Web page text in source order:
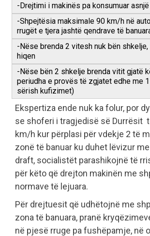
-Drejtimi i makinës pa konsumuar
-Shpejtësia maksimale 90 km/h në
rrugët e tjera jashtë qendrave të
-Nëse brenda 2 vitesh nuk bën
hiqen
-Nëse bën 2 shkelje brenda vitit gjatë
periudha e provës të zgjatet edhe me
sërish kufizimet)
Ekspertiza ende nuk ka folur, por
se shoferi i tragjedisë së Durrësit
km/h kur përplasi për vdekje 2 të
zonë të banuar ku duhet lëvizur
draft, socialistët parashikojnë të
për këto që drejton makinën me
normave të lejuara.
Për drejtuesit që udhëtojnë me
zona të banuara, pranë
në pjesë rruge pa fushëpamje, në